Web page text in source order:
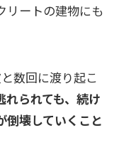
リートの建物にも
数回に渡り起こ
られても、続け
倒壊していくこと